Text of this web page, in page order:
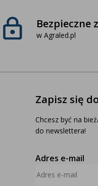
Bezpieczne
w Agraled.pl
Zapisz się
Chcesz być na
do newslettera!
Adres e-mail